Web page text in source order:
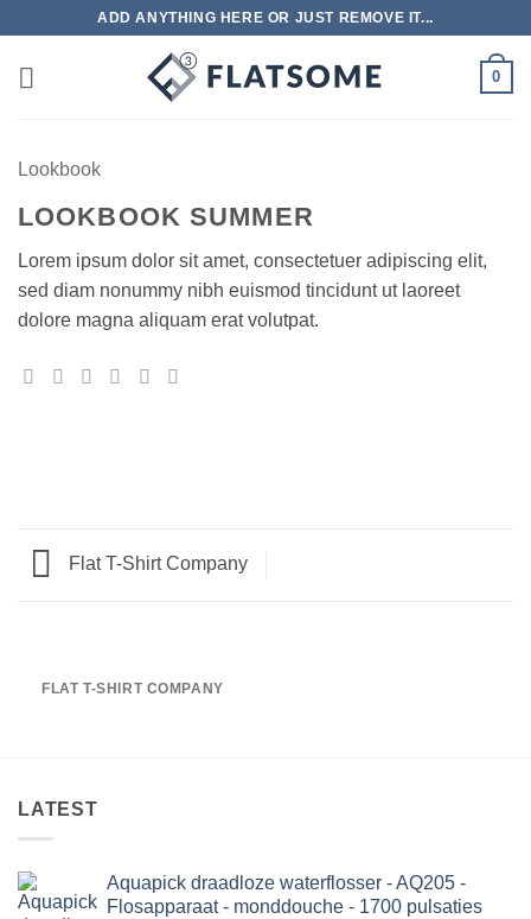
inhoud
ADD ANYTHING HERE OR JUST REMOVE IT...
0
Lookbook
LOOKBOOK SUMMER
Lorem ipsum dolor sit amet, consectetuer adipiscing elit,
sed diam nonummy nibh euismod tincidunt ut laoreet
dolore magna aliquam erat volutpat.
Flat T-Shirt Company
FLAT T-SHIRT COMPANY
LATEST
Aquapick draadloze waterflosser - AQ205 -
Flosapparaat - monddouche - 1700 pulsaties